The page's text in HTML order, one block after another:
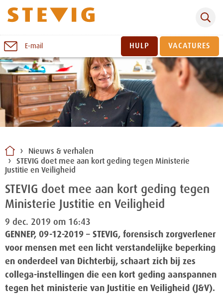
Naar
inhoud
E-mail HULP VACATURES
Nieuws & verhalen
STEVIG doet mee aan kort geding tegen Ministerie
Justitie en Veiligheid
STEVIG doet mee aan kort geding tegen
Ministerie Justitie en Veiligheid
9 dec. 2019 om 16:43
GENNEP, 09-12-2019 – STEVIG, forensisch zorgverlener
voor mensen met een licht verstandelijke beperking
en onderdeel van Dichterbij, schaart zich bij zes
collega-instellingen die een kort geding aanspannen
tegen het ministerie van Justitie en Veiligheid (J&V).
Sluiten